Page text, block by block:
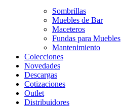
Sombrillas
Muebles de Bar
Maceteros
Fundas para Muebles
Mantenimiento
Colecciones
Novedades
Descargas
Cotizaciones
Outlet
Distribuidores